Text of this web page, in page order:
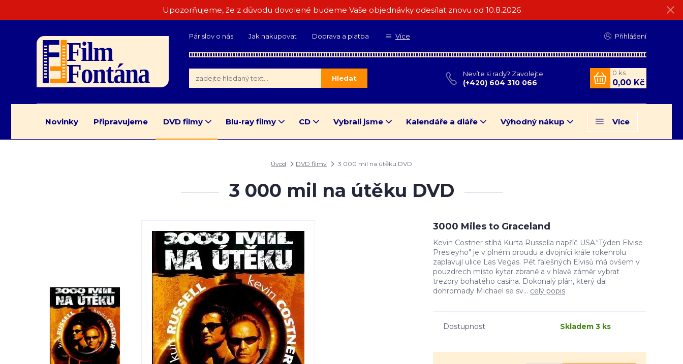
Upozorňujeme, že z důvodu dovolené budeme Vaše objednávky odesílat znovu od 10.8.2026
Pár slov o nás Jak nakupovat Doprava a platba Více Přihlášení
Hledat
Nevíte si rady? Zavolejte.
(+420) 604 310 066
0 ks
0,00 Kč
Novinky Připravujeme DVD filmy Blu-ray filmy CD Vybrali jsme Kalendáře a diáře Výhodný nákup Více
Úvod DVD filmy 3 000 mil na útěku DVD
3 000 mil na útěku DVD
3000 Miles to Graceland
Kevin Costner stíhá Kurta Russella napříč USA."Týden Elvise
Presleyho" je v plném proudu a dvojníci krále rokenrolu
zaplavují ulice Las Vegas. Pět falešných Elvisů má ovšem v
pouzdrech místo kytar zbraně a v hlavě záměr vybrat
trezory bohatého casina. Dokonalý plán, který dal
dohromady Michael se sv... celý popis
Dostupnost Skladem 3 ks